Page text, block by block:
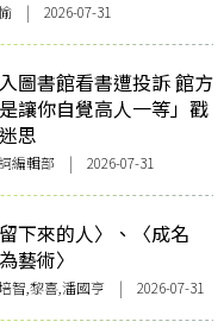
| 2026-07-31
圖書館看書遭投訴 館方
讓你自覺高人一等」戳
思
編輯部 | 2026-07-31
下來的人〉、〈成名
藝術〉
,黎喜,潘國亨 | 2026-07-31